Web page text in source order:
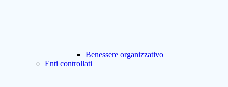
Benessere organizzativo
Enti controllati